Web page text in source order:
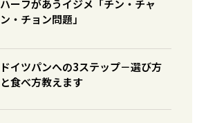
ハーフがあうイジメ「チン・チャ
ン・チョン問題」
ドイツパンへの3ステップ－選び方
と食べ方教えます